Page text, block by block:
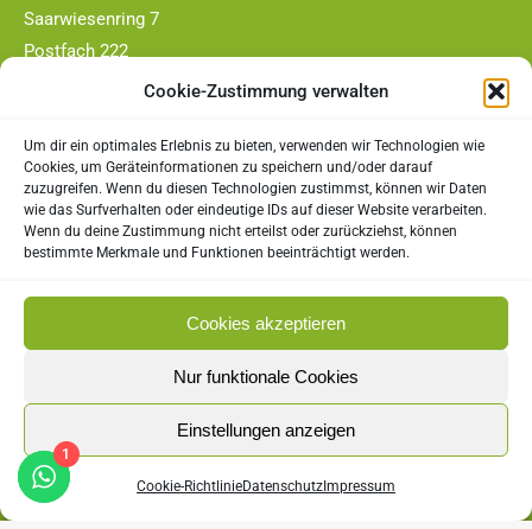
Cookie-Zustimmung verwalten
Um dir ein optimales Erlebnis zu bieten, verwenden wir Technologien wie
Cookies, um Geräteinformationen zu speichern und/oder darauf
zuzugreifen. Wenn du diesen Technologien zustimmst, können wir Daten
wie das Surfverhalten oder eindeutige IDs auf dieser Website verarbeiten.
Wenn du deine Zustimmung nicht erteilst oder zurückziehst, können
bestimmte Merkmale und Funktionen beeinträchtigt werden.
Cookies akzeptieren
Nur funktionale Cookies
Einstellungen anzeigen
Cookie-RichtlinieDatenschutz Impressum
Saarwiesenring 7
Postfach 222
0177/4409790
E-Mail:
vorstand@tc-merzig.de
Rechtliches
Impressum
Datenschutz
Cookie-Richtlinie (EU)
1